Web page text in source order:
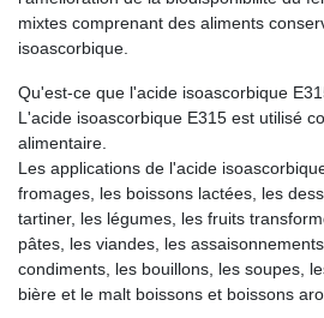
mixtes comprenant des aliments
isoascorbique.
Qu'est-ce que l'acide isoascorbique
L'acide isoascorbique E315 est utilisé
alimentaire.
Les applications de l'acide
fromages, les boissons lactées, les
tartiner, les légumes, les fruits
pâtes, les viandes, les
condiments, les bouillons, les soupes,
bière et le malt boissons et boissons